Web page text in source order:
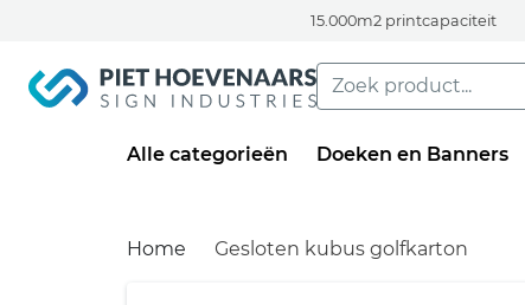
15.000m2 printcapaciteit
Alle categorieën Doeken en Banners
Home Gesloten kubus golfkarton